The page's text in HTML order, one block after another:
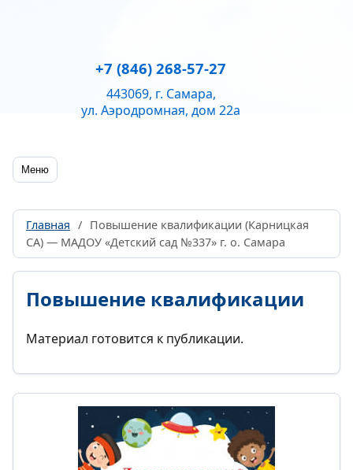
+7 (846) 268-57-27
443069, г. Самара,
ул. Аэродромная, дом 22а
Меню
Главная / Повышение квалификации (Карницкая
СА) — МАДОУ «Детский сад №337» г. о. Самара
Повышение квалификации
Материал готовится к публикации.